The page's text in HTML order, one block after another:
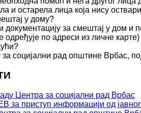
и остарела лица која нису
у дому?
документацију за смештај у дом
одређује по адреси из личне
за социјални рад општине Врбас,
Центра за социјални рад Врбас
за приступ информацији од јавног